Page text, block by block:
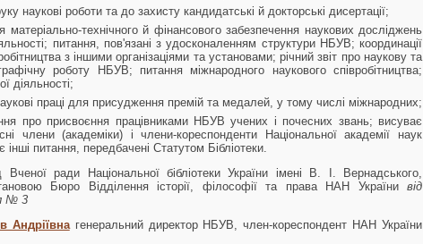
наукові роботи та до захисту кандидатські й докторські дисертації;
матеріально-технічного й фінансового забезпечення наукових досліджень
питання, пов'язані з удосконаленням структури НБУВ; координації
з іншими організаціями та установами; річний звіт про наукову та
роботу НБУВ; питання міжнародного наукового співробітництва;
діяльності;
праці для присудження премій та медалей, у тому числі міжнародних;
про присвоєння працівниками НБУВ учених і почесних звань; висуває
члени (академіки) і члени-кореспонденти Національної академії наук
інші питання, передбачені Статутом Бібліотеки.
ради Національної бібліотеки України імені В. І. Вернадського,
Бюро Відділення історії, філософії та права НАН України від
№ 3
Андріївна генеральний директор НБУВ, член-кореспондент НАН України